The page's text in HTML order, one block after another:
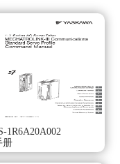
软件。
高了维护性（短缩调
系列用户手册。
。
信网络来连接，因
1R6A20A002
册